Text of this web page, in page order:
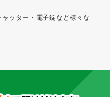
ッター・電子錠など様々な